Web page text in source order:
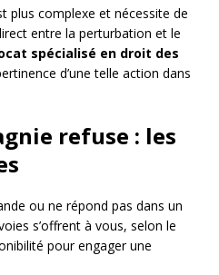
plus complexe et nécessite de
entre la perturbation et le
spécialisé en droit des
d’une telle action dans
refuse : les
ou ne répond pas dans un
s’offrent à vous, selon le
pour engager une